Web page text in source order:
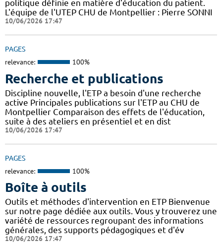
politique définie en matière d'éducation du patient.
L'équipe de l'UTEP CHU de Montpellier : Pierre SONNI
10/06/2026 17:47
PAGES
relevance: 100%
Recherche et publications
Discipline nouvelle, l'ETP a besoin d'une recherche
active Principales publications sur l'ETP au CHU de
Montpellier Comparaison des effets de l'éducation,
suite à des ateliers en présentiel et en dist
10/06/2026 17:47
PAGES
relevance: 100%
Boîte à outils
Outils et méthodes d'intervention en ETP Bienvenue
sur notre page dédiée aux outils. Vous y trouverez une
variété de ressources regroupant des informations
générales, des supports pédagogiques et d'év
10/06/2026 17:47